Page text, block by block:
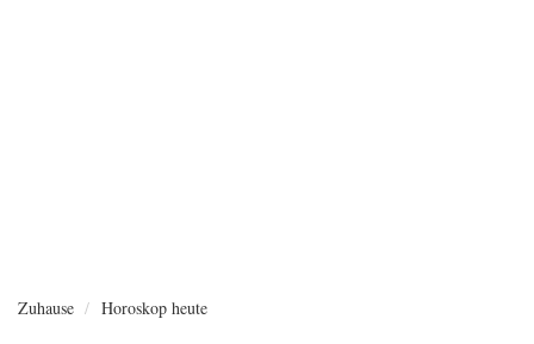
Zuhause Horoskop heute